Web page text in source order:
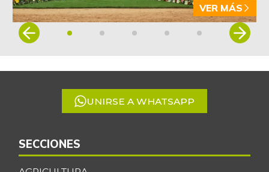
VER MÁS
Item
5
UNIRSE A WHATSAPP
SECCIONES